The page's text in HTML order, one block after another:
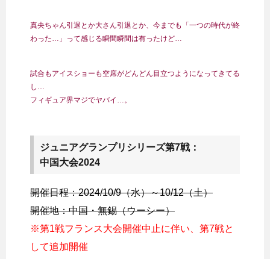
真央ちゃん引退とか大さん引退とか、今までも「一つの時代が終
わった…」って感じる瞬間瞬間は有ったけど…
試合もアイスショーも空席がどんどん目立つようになってきてる
し…
フィギュア界マジでヤバイ…。
ジュニアグランプリシリーズ第7戦：
中国大会2024
開催日程：2024/10/9（水）～10/12（土）
開催地：中国・無錫（ウーシー）
※第1戦フランス大会開催中止に伴い、第7戦と
して追加開催